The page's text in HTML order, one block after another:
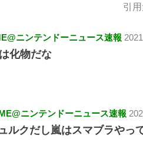
引
ニンテンドーニュース速報
化物だな
ニンテンドーニュース速報
ルクだし嵐はスマブラやっ